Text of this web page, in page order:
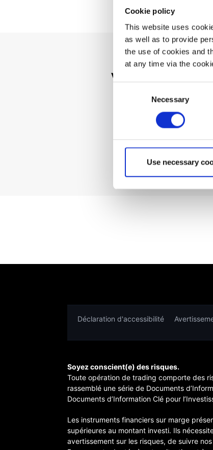
Cookie policy
This website uses
as well as to provide
the use of cookies and
at any time via the
Necessary
Use necessary
Vous ne
Déclaration d'accessibilité
Soyez conscient(e) des risques.
Toute opération de trading comporte des
rassemblé une série de Documents
Documents d’Information Clé pour
Les instruments financiers sur marge
supérieures au montant investi. Ils
avertissement sur les risques, de suivre